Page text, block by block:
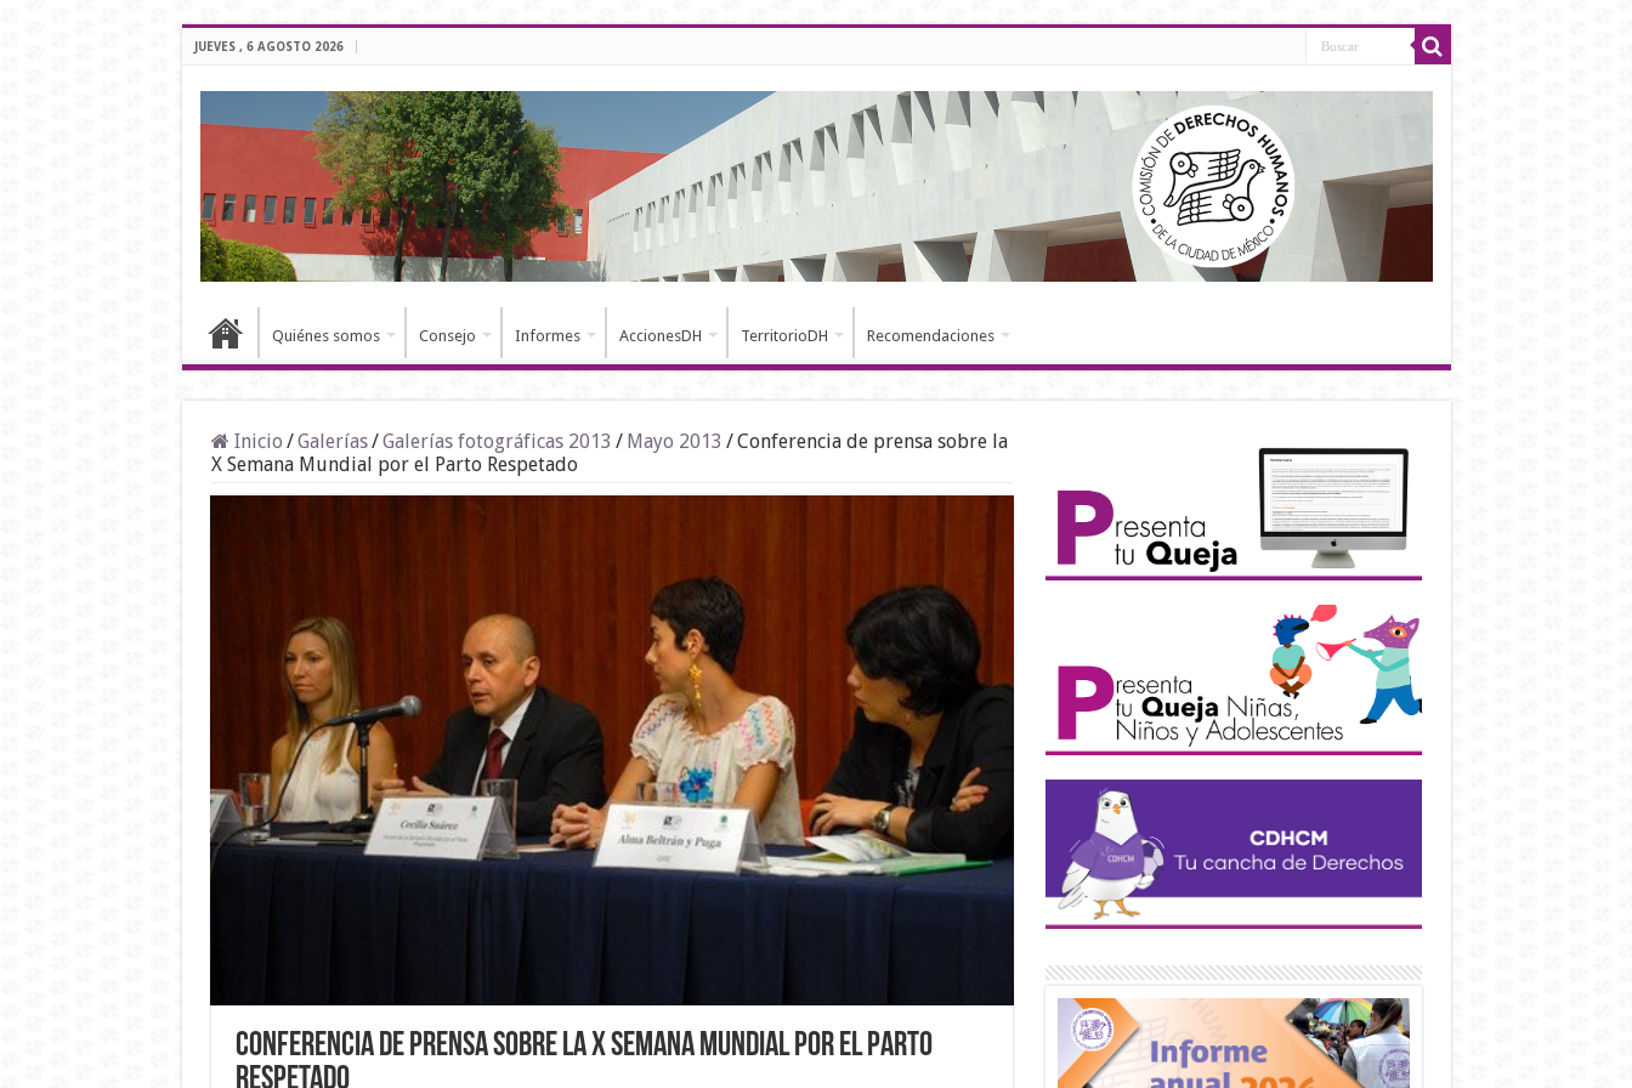
JUEVES , 6 AGOSTO 2026
Quiénes somos Consejo Informes AccionesDH TerritorioDH Recomendaciones
Inicio /Galerías/Galerías fotográficas 2013 / Mayo 2013 /Conferencia de prensa sobre la
X Semana Mundial por el Parto Respetado
Conferencia de prensa sobre la X Semana Mundial por el Parto
Respetado